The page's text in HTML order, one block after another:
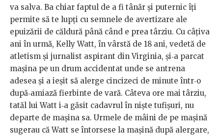
va salva. Ba chiar faptul de a fi tânăr şi puternic îţi
permite să te lupţi cu semnele de avertizare ale
epuizării de căldură până când e prea târziu. Cu câţiva
ani în urmă, Kelly Watt, în vârstă de 18 ani, vedetă de
atletism şi jurnalist aspirant din Virginia, şi‐a parcat
maşina pe un drum accidentat unde se antrena
adesea şi a ieşit să alerge cincizeci de minute într‐o
după‐amiază fierbinte de vară. Câteva ore mai târziu,
tatăl lui Watt i‐a găsit cadavrul în nişte tufişuri, nu
departe de maşina sa. Urmele de mâini de pe maşină
sugerau că Watt se întorsese la maşină după alergare,